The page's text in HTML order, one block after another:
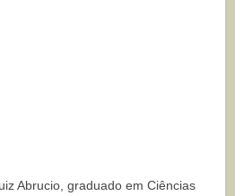
Abrucio, graduado em Ciências